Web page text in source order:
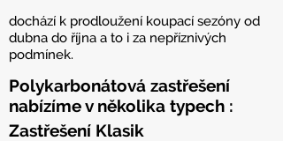
dochází k prodloužení koupací sezóny od
dubna do října a to i za nepříznivých
podmínek.
Polykarbonátová zastřešení
nabízíme v několika typech :
Zastřešení Klasik